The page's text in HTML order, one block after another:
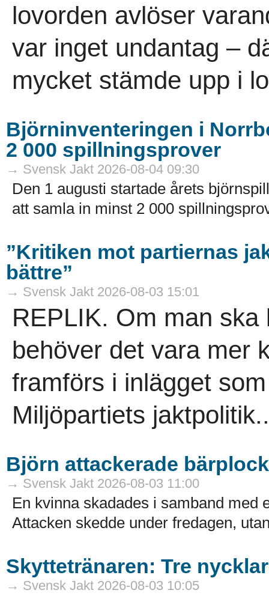
lovorden avlöser
var inget undantag –
mycket stämde upp i
Björninventeringen i
2 000 spillningsprover
→ Svensk Jakt 2026-08-04 09:30
Den 1 augusti startade årets
att samla in minst 2 000
”Kritiken mot partiernas
bättre”
→ Svensk Jakt 2026-08-03 15:01
REPLIK. Om man
behöver det vara mer
framförs i inlägget
Miljöpartiets
Björn attackerade
→ Svensk Jakt 2026-08-03 11:00
En kvinna skadades i samband med
Attacken skedde under fredagen,
Skyttetränaren: Tre
→ Svensk Jakt 2026-08-03 10:05